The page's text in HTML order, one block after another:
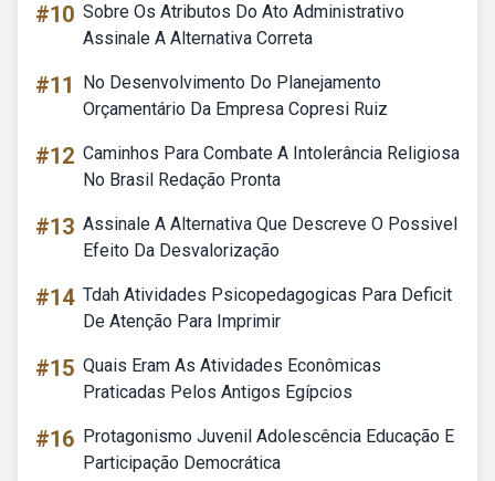
#10 Sobre Os Atributos Do Ato Administrativo
Assinale A Alternativa Correta
#11
No Desenvolvimento Do Planejamento
Orçamentário Da Empresa Copresi Ruiz
#12 Caminhos Para Combate A Intolerância Religiosa
No Brasil Redação Pronta
#13 Assinale A Alternativa Que Descreve O Possivel
Efeito Da Desvalorização
#14 Tdah Atividades Psicopedagogicas Para Deficit
De Atenção Para Imprimir
#15 Quais Eram As Atividades Econômicas
Praticadas Pelos Antigos Egípcios
#16 Protagonismo Juvenil Adolescência Educação E
Participação Democrática